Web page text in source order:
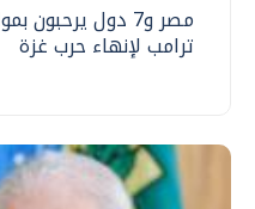
مصر و7 دول
ترامب لإنهاء حرب غزة